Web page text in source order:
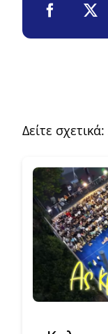
Δείτε σχετικά: